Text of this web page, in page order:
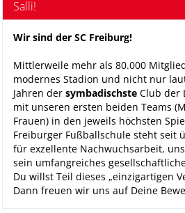
Salli!
Wir sind der SC Freiburg!
Mittlerweile mehr als 80.000
modernes Stadion und nicht nur
Jahren der symbadischste Club der
mit unseren ersten beiden Teams
Frauen) in den jeweils höchsten
Freiburger Fußballschule steht seit
für exzellente Nachwuchsarbeit,
sein umfangreiches
Du willst Teil dieses „einzigartigen
Dann freuen wir uns auf Deine